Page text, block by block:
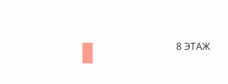
8 ЭТАЖ